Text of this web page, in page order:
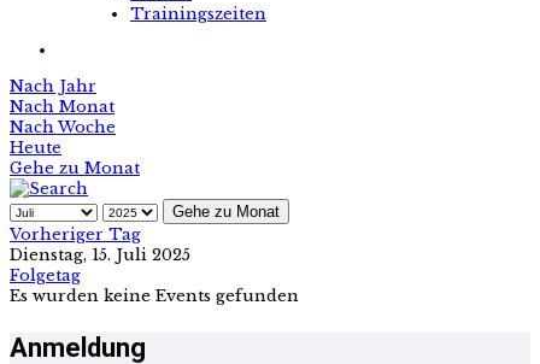
Trainingszeiten
Nach Jahr
Nach Monat
Nach Woche
Heute
Gehe zu Monat
Gehe zu Monat
Vorheriger Tag
Dienstag, 15. Juli 2025
Folgetag
Es wurden keine Events gefunden
Anmeldung